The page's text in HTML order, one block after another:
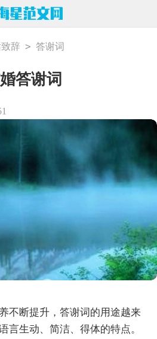
辞 > 答谢词
答谢词
不断提升，答谢词的用途越来
言生动、简洁、得体的特点。